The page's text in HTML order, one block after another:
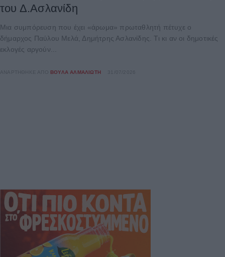
του Δ.Ασλανίδη
Μια συμπόρευση που έχει «άρωμα» πρωταθλητή πέτυχε ο
δήμαρχος Παύλου Μελά, Δημήτρης Ασλανίδης. Τι κι αν οι δημοτικές
εκλογές αργούν...
ΑΝΑΡΤΉΘΗΚΕ ΑΠΌ ΒΟΎΛΑ ΑΛΜΑΛΙΏΤΗ